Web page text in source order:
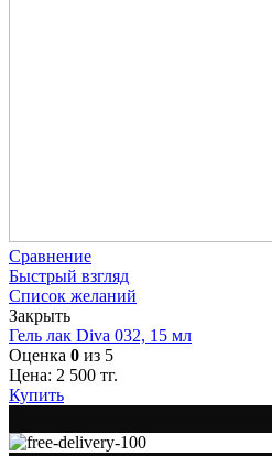
Сравнение
Быстрый взгляд
Список желаний
Закрыть
Гель лак Diva 032, 15 мл
Оценка 0 из 5
Цена: 2 500 тг.
Купить